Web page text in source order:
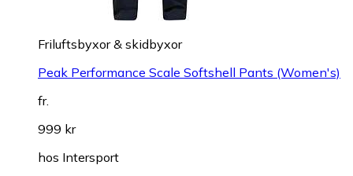
Friluftsbyxor & skidbyxor
Peak Performance Scale Softshell Pants (Women's)
fr.
999 kr
hos Intersport